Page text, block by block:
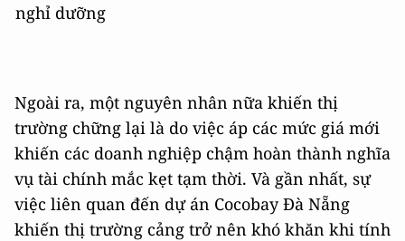
nghỉ dưỡng
Ngoài ra, một nguyên nhân nữa khiến thị
trường chững lại là do việc áp các mức giá mới
khiến các doanh nghiệp chậm hoàn thành nghĩa
vụ tài chính mắc kẹt tạm thời. Và gần nhất, sự
việc liên quan đến dự án Cocobay Đà Nẵng
khiến thị trường cảng trở nên khó khăn khi tính